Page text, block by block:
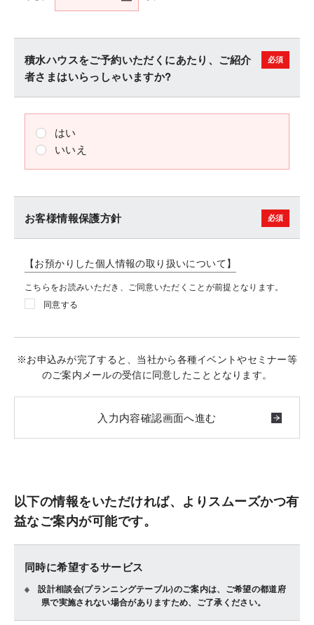
積水ハウスをご予約いただくにあたり、ご紹介
者さまはいらっしゃいますか?
はい
いいえ
お客様情報保護方針
【お預かりした個人情報の取り扱いについて】
こちらをお読みいただき、ご同意いただくことが前提となります。
同意する
※お申込みが完了すると、当社から各種イベントやセミナー等
のご案内メールの受信に同意したこととなります。
以下の情報をいただければ、よりスムーズかつ有
益なご案内が可能です。
同時に希望するサービス
設計相談会(プランニングテーブル)のご案内は、ご希望の都道府
県で実施されない場合がありますため、ご了承ください。